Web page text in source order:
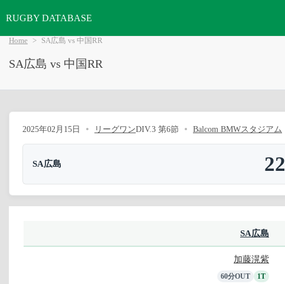
RUGBY DATABASE
Home SA広島 vs 中国RR
SA広島 vs 中国RR
2025年02月15日 リーグワンDIV.3 第6節 Balcom BMWスタジアム
SA広島 22
SA広島
加藤滉紫
60分OUT 1T